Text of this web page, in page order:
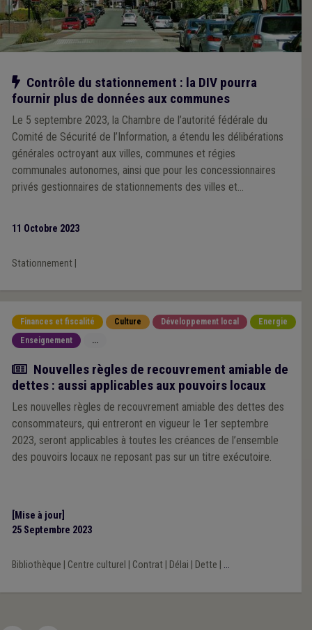
Notre action
Contrôle du stationnement : la DIV pourra
fournir plus de données aux communes
Le 5 septembre 2023, la Chambre de l’autorité fédérale du
Comité de Sécurité de l’Information, a étendu les délibérations
générales octroyant aux villes, communes et régies
communales autonomes, ainsi que pour les concessionnaires
privés gestionnaires de stationnements des villes et
11 Octobre 2023
Stationnement|
Finances et fiscalité Culture Développement local
Energie
Enseignement
...
Actualité
Nouvelles règles de recouvrement amiable de
dettes : aussi applicables aux pouvoirs locaux
Les nouvelles règles de recouvrement amiable des dettes des
consommateurs, qui entreront en vigueur le 1er septembre
2023, seront applicables à toutes les créances de l’ensemble
des pouvoirs locaux ne reposant pas sur un titre exécutoire.
[Mise à jour]
25 Septembre 2023
Bibliothèque Centre culturel Contrat| Délai Dette ...